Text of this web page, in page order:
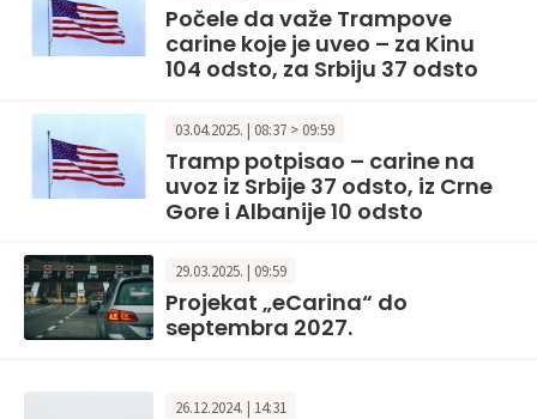
Počele da važe Trampove
carine koje je uveo – za Kinu
104 odsto, za Srbiju 37 odsto
03.04.2025. | 08:37 > 09:59
Tramp potpisao – carine na
uvoz iz Srbije 37 odsto, iz Crne
Gore i Albanije 10 odsto
29.03.2025. | 09:59
Projekat „eCarina“ do
septembra 2027.
26.12.2024. | 14:31